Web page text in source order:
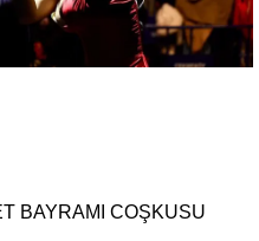
BAYRAMI COŞKUSU